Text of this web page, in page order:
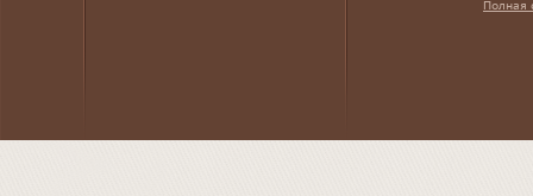
Полная